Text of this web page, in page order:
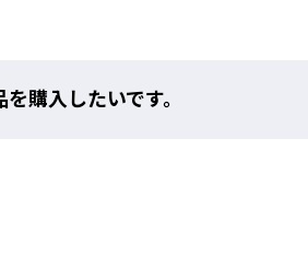
購入したいです。